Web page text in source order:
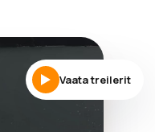
Vaata treilerit